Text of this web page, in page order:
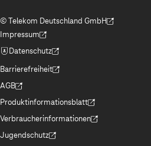
© Telekom Deutschland GmbH
(Der Link wird in einem neuen Tab geöffnet)
Impressum
(Der Link wird in einem neuen Tab geöffnet)
Datenschutz
(Der Link wird in einem neuen Tab geöffnet)
Barrierefreiheit
(Der Link wird in einem neuen Tab geöffnet)
AGB
(Der Link wird in einem neuen Tab geöffnet)
Produktinformationsblatt
(Der Link wird in einem neuen Tab geöffnet)
Verbraucherinformationen
(Der Link wird in einem neuen Tab geöffnet)
Jugendschutz
(Der Link wird in einem neuen Tab geöffnet)